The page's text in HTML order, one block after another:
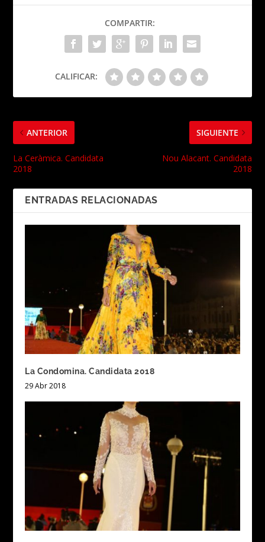
COMPARTIR:
CALIFICAR:
ANTERIOR
La Ceràmica. Candidata
2018
SIGUIENTE
Nou Alacant. Candidata
2018
ENTRADAS RELACIONADAS
La Condomina. Candidata 2018
29 Abr 2018